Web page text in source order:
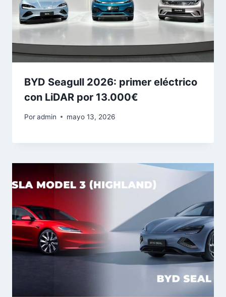
BYD Seagull 2026: primer eléctrico
con LiDAR por 13.000€
Poradmin mayo 13, 2026